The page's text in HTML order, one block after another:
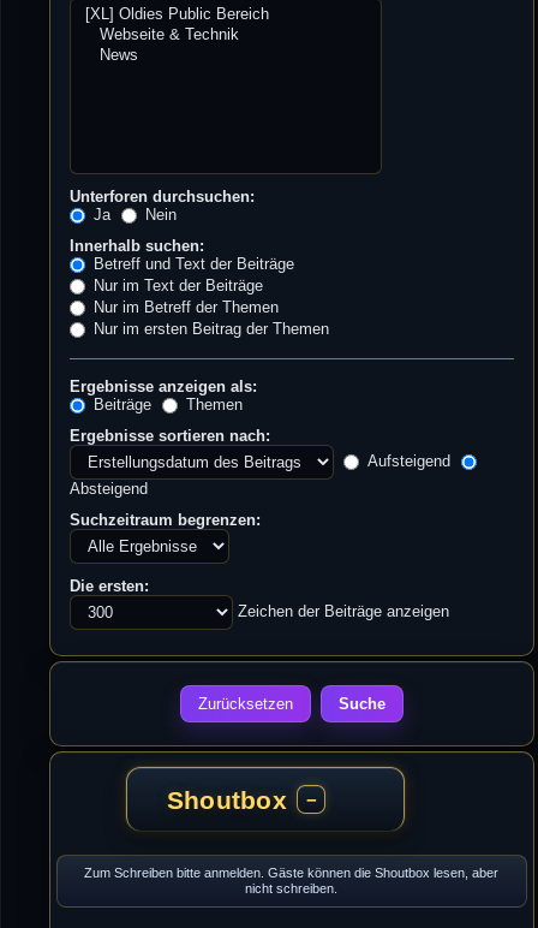
Unterforen durchsuchen:
Ja
Nein
Innerhalb suchen:
Betreff und Text der Beiträge
Nur im Text der Beiträge
Nur im Betreff der Themen
Nur im ersten Beitrag der Themen
Ergebnisse anzeigen als:
Beiträge
Themen
Ergebnisse sortieren nach:
Aufsteigend
Absteigend
Suchzeitraum begrenzen:
Die ersten:
Zeichen der Beiträge anzeigen
Shoutbox −
Zum Schreiben bitte anmelden. Gäste können die Shoutbox lesen, aber
nicht schreiben.